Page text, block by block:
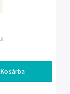
Kosárba